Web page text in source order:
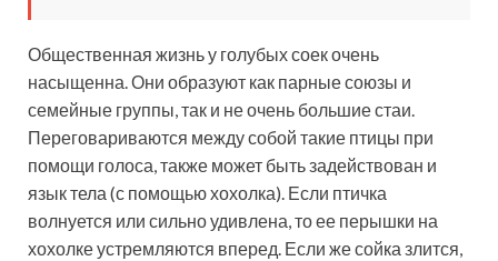
Общественная жизнь у голубых соек очень
насыщенна. Они образуют как парные союзы и
семейные группы, так и не очень большие стаи.
Переговариваются между собой такие птицы при
помощи голоса, также может быть задействован и
язык тела (с помощью хохолка). Если птичка
волнуется или сильно удивлена, то ее перышки на
хохолке устремляются вперед. Если же сойка злится,